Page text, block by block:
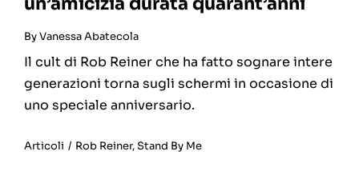
ByVanessa Abatecola
Il cult di Rob Reiner che ha fatto sognare intere
generazioni torna sugli schermi in occasione di
uno speciale anniversario.
Articoli / Rob Reiner,Stand By Me